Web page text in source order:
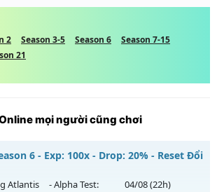
2 Season 3-5 Season 6
Season 7-15
21
mọi người cũng chơi
6 - Exp: 100x - Drop: 20% - Reset Đổi
Atlantis - Alpha Test: 04/08(22h)